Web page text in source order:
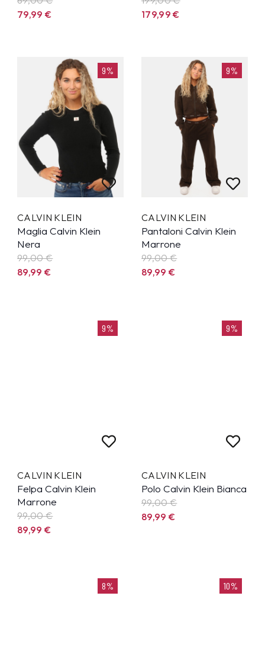
79,99€
179,99€
9%
CALVIN KLEIN
Maglia Calvin Klein
Nera
99,00 €
89,99€
9%
CALVIN KLEIN
Pantaloni Calvin Klein
Marrone
99,00 €
89,99€
9%
CALVIN KLEIN
Felpa Calvin Klein
Marrone
99,00 €
89,99€
9%
CALVIN KLEIN
Polo Calvin Klein Bianca
99,00 €
89,99€
8% 10%